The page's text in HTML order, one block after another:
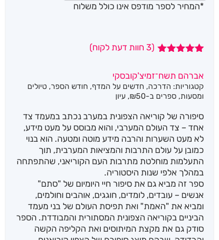
*המחיר לספר מודפס אינו כולל משלוח
מבוסס על
דירוגים של
לקוחות
(
3 חוות דעת לקוח)
אברהם תשח־זמיצ'קובסקי
קטגוריות: הדרכה, חדשים על המדף, חודש הספר, טיולים
ומסעות, ספרים ב-₪50 , עיון
סיפורה של קוריאה הצפונית במערב נכתב במעמד צד
אחד – צד העולם המערבי, והוא מבוסס על מעט מידע,
לא מעט השערות והרבה מידע מוטה ומטעה. הוא בנוי
כמובן על עולם התרבות והמציאות המערבית, תוך
התעלמות מוחלטת מתרבות העם הקוריאני, שהתפתחה
במהלך אלפי שנות היסטוריה.
ספר זה מביא גם את סיפור חיי היומיום של "סתם"
אנשים – עובדים, לומדים, חוגגים, אוהבים וחולמים,
ומביא את "האמת" ואת תפיסת העולם של בני מעמד
הביניים בקוריאה הצפונית המסתורית והמבודדת. הספר
סודק גם את מקצת המיתוסים ואת הקליפה הקשה